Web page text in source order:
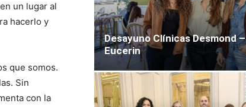
un lugar al
hacerlo y
que somos.
Sin
con la
Desayuno Clínicas Desmond –
Eucerin